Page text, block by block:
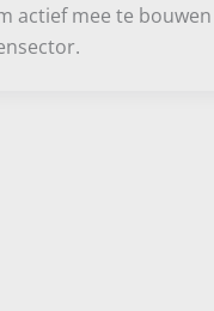
actief mee te bouwen